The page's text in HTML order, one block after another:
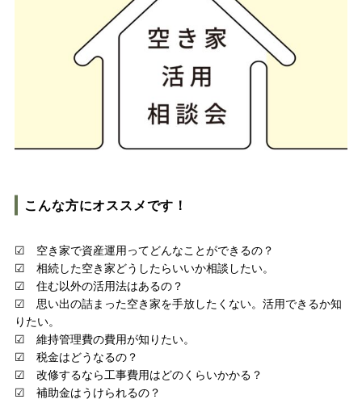
SDGsへの取り組み
会社概要
TEL: 052-911-9345
[受付時間] 9:00～18:00
モデルハウス見学予約
お問い合わせ・カタログ請求
こんな方にオススメです！
☑ 空き家で資産運用ってどんなことができるの？
☑ 相続した空き家どうしたらいいか相談したい。
☑ 住む以外の活用法はあるの？
☑ 思い出の詰まった空き家を手放したくない。活用できるか知
りたい。
☑ 維持管理費の費用が知りたい。
☑ 税金はどうなるの？
☑ 改修するなら工事費用はどのくらいかかる？
☑ 補助金はうけられるの？